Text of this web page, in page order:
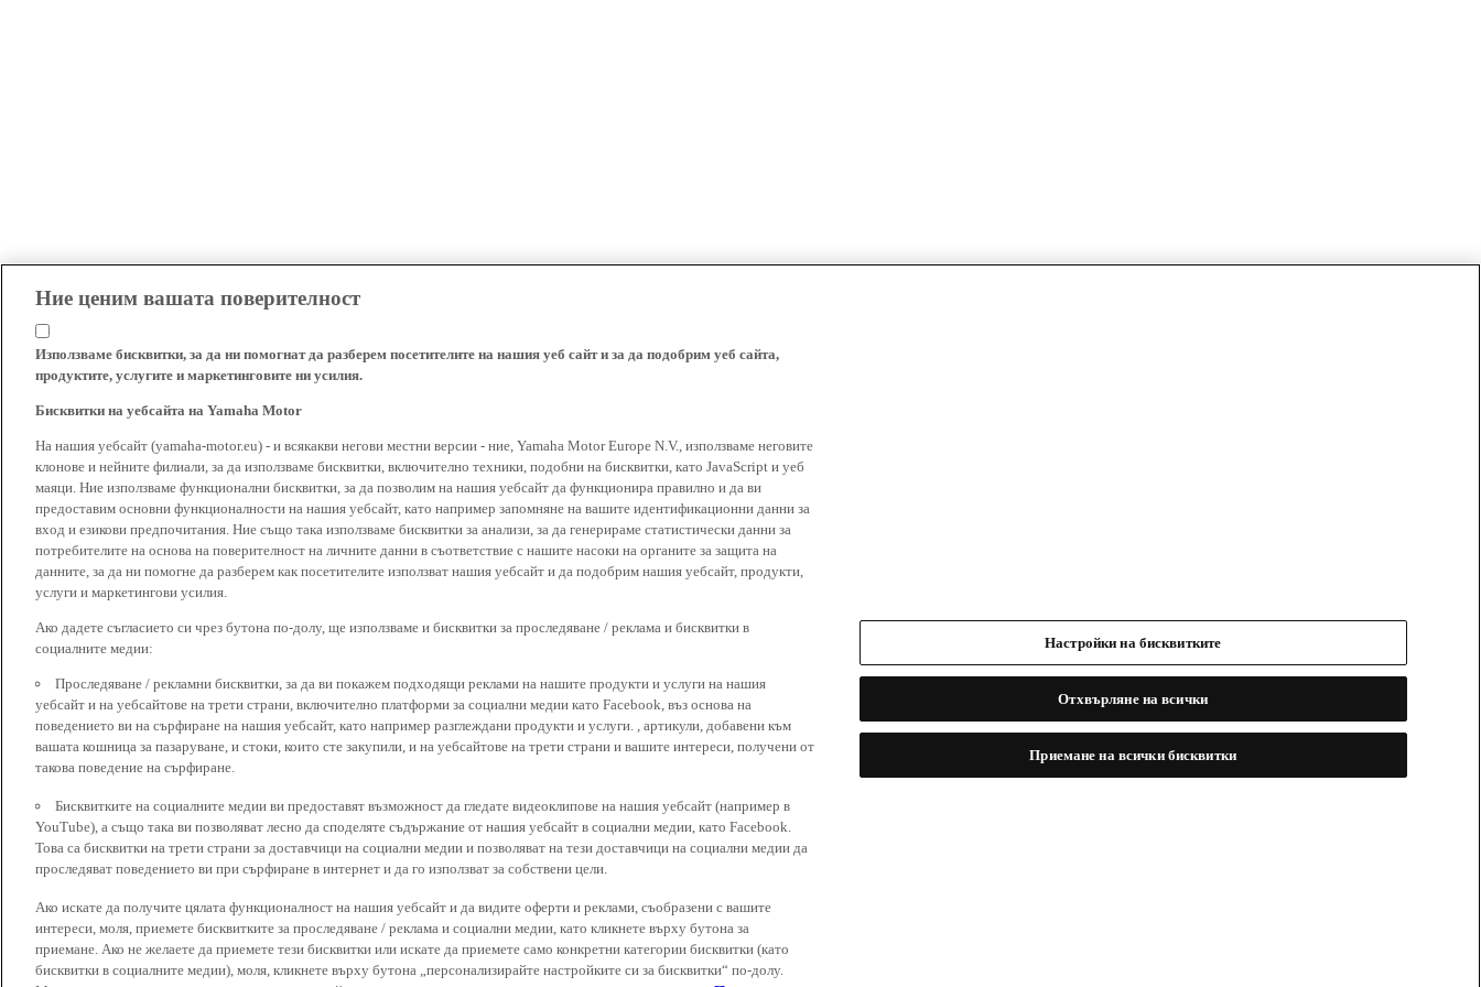
Ние ценим вашата поверителност
Използваме бисквитки, за да ни помогнат да разберем посетителите на нашия уеб сайт и за да подобрим уеб сайта,
продуктите, услугите и маркетинговите ни усилия.
Бисквитки на уебсайта на Yamaha Motor
На нашия уебсайт (yamaha-motor.eu) - и всякакви негови местни версии - ние, Yamaha Motor Europe N.V., използваме неговите
клонове и нейните филиали, за да използваме бисквитки, включително техники, подобни на бисквитки, като JavaScript и уеб
маяци. Ние използваме функционални бисквитки, за да позволим на нашия уебсайт да функционира правилно и да ви
предоставим основни функционалности на нашия уебсайт, като например запомняне на вашите идентификационни данни за
вход и езикови предпочитания. Ние също така използваме бисквитки за анализи, за да генерираме статистически данни за
потребителите на основа на поверителност на личните данни в съответствие с нашите насоки на органите за защита на
данните, за да ни помогне да разберем как посетителите използват нашия уебсайт и да подобрим нашия уебсайт, продукти,
услуги и маркетингови усилия.
Ако дадете съгласието си чрез бутона по-долу, ще използваме и бисквитки за проследяване / реклама и бисквитки в
социалните медии:
Проследяване / рекламни бисквитки, за да ви покажем подходящи реклами на нашите продукти и услуги на нашия
уебсайт и на уебсайтове на трети страни, включително платформи за социални медии като Facebook, въз основа на
поведението ви на сърфиране на нашия уебсайт, като например разглеждани продукти и услуги. , артикули, добавени към
вашата кошница за пазаруване, и стоки, които сте закупили, и на уебсайтове на трети страни и вашите интереси, получени от
такова поведение на сърфиране.
Бисквитките на социалните медии ви предоставят възможност да гледате видеоклипове на нашия уебсайт (например в
YouTube), а също така ви позволяват лесно да споделяте съдържание от нашия уебсайт в социални медии, като Facebook.
Това са бисквитки на трети страни за доставчици на социални медии и позволяват на тези доставчици на социални медии да
проследяват поведението ви при сърфиране в интернет и да го използват за собствени цели.
Ако искате да получите цялата функционалност на нашия уебсайт и да видите оферти и реклами, съобразени с вашите
интереси, моля, приемете бисквитките за проследяване / реклама и социални медии, като кликнете върху бутона за
приемане. Ако не желаете да приемете тези бисквитки или искате да приемете само конкретни категории бисквитки (като
бисквитки в социалните медии), моля, кликнете върху бутона „персонализирайте настройките си за бисквитки“ по-долу.
Настройки на бисквитките
Отхвърляне на всички
Приемане на всички бисквитки